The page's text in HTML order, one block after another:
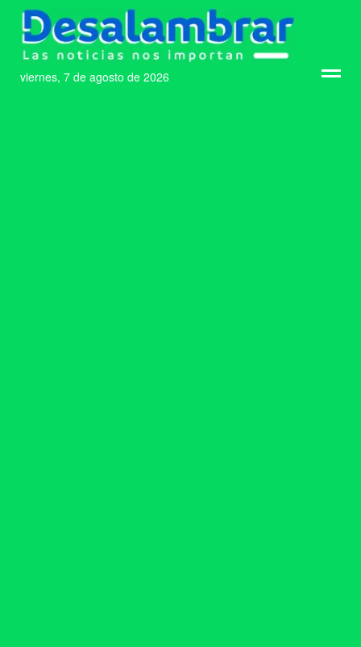
viernes, 7 de agosto de 2026